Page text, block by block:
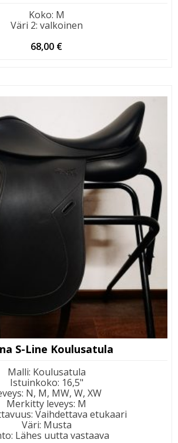
Koko: M
Väri 2: valkoinen
68,00 €
S-Line Koulusatula
Malli: Koulusatula
Istuinkoko: 16,5"
: N, M, MW, W, XW
Merkitty leveys: M
: Vaihdettava etukaari
Väri: Musta
: Lähes uutta vastaava